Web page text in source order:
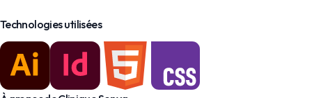
Technologies utilisées